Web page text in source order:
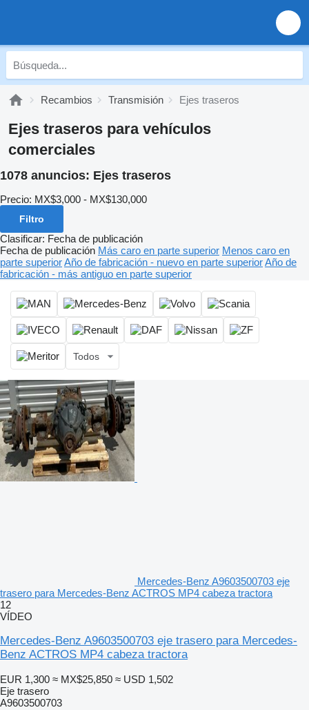
Recambios Transmisión Ejes traseros
Ejes traseros para vehículos
comerciales
1078 anuncios: Ejes traseros
Precio: MX$3,000 - MX$130,000
Filtro
Clasificar: Fecha de publicación
Fecha de publicación Más caro en parte superior Menos caro en
parte superiorAño de fabricación - nuevo en parte superiorAño de
fabricación - más antiguo en parte superior
Todos
Mercedes-Benz A9603500703 eje
trasero para Mercedes-Benz ACTROS MP4 cabeza tractora
12
VÍDEO
Mercedes-Benz A9603500703 eje trasero para Mercedes-
Benz ACTROS MP4 cabeza tractora
EUR 1,300 ≈ MX$25,850 ≈ USD 1,502
Eje trasero
A9603500703